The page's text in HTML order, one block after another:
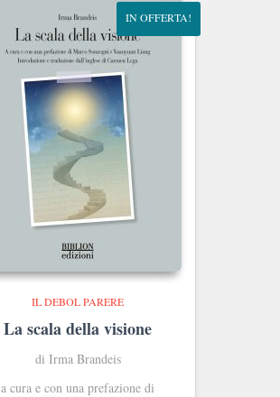
IN OFFERTA!
IL DEBOL PARERE
La scala della visione
di Irma Brandeis
a cura e con una prefazione di